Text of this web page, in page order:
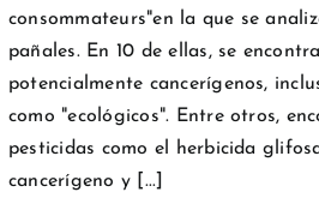
consommateurs"en la que se
pañales. En 10 de ellas, se
potencialmente cancerígenos,
como "ecológicos". Entre otros,
pesticidas como el herbicida
cancerígeno y [...]